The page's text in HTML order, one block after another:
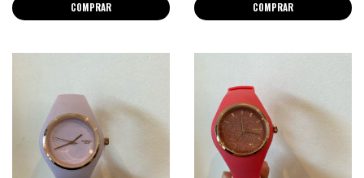
COMPRAR COMPRAR